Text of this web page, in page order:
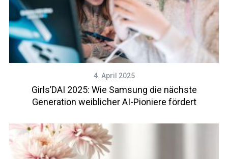
4. April 2025
Girls’DAI 2025: Wie Samsung die nächste
Generation weiblicher AI-Pioniere fördert